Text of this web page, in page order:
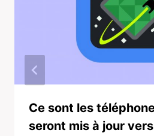
Ce sont les
seront mis à jour